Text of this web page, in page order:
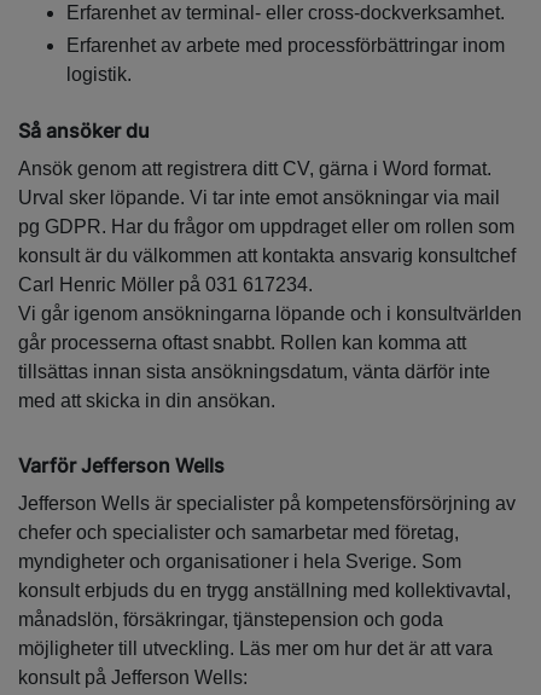
Erfarenhet av terminal- eller cross-dockverksamhet.
Erfarenhet av arbete med processförbättringar inom
logistik.
Så ansöker du
Ansök genom att registrera ditt CV, gärna i Word format.
Urval sker löpande. Vi tar inte emot ansökningar via mail
pg GDPR. Har du frågor om uppdraget eller om rollen som
konsult är du välkommen att kontakta ansvarig konsultchef
Carl Henric Möller på 031 617234.
Vi går igenom ansökningarna löpande och i konsultvärlden
går processerna oftast snabbt. Rollen kan komma att
tillsättas innan sista ansökningsdatum, vänta därför inte
med att skicka in din ansökan.
Varför Jefferson Wells
Jefferson Wells är specialister på kompetensförsörjning av
chefer och specialister och samarbetar med företag,
myndigheter och organisationer i hela Sverige. Som
konsult erbjuds du en trygg anställning med kollektivavtal,
månadslön, försäkringar, tjänstepension och goda
möjligheter till utveckling. Läs mer om hur det är att vara
konsult på Jefferson Wells: